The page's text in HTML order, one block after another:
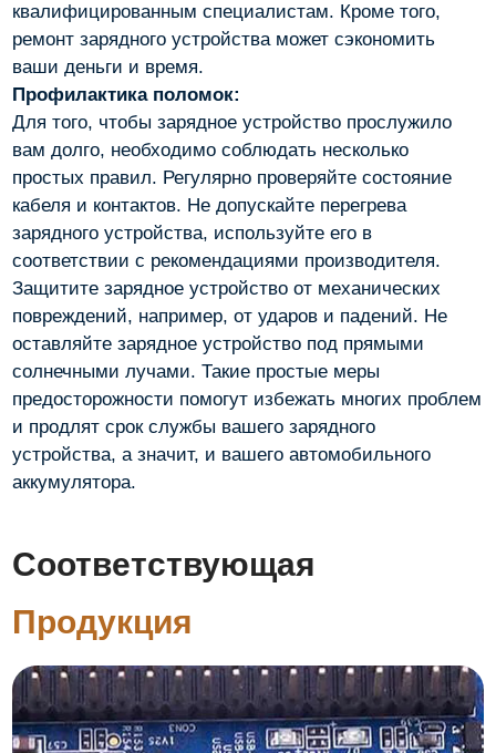
квалифицированным специалистам. Кроме того,
ремонт зарядного устройства может сэкономить
ваши деньги и время.
Профилактика поломок:
Для того, чтобы зарядное устройство прослужило
вам долго, необходимо соблюдать несколько
простых правил. Регулярно проверяйте состояние
кабеля и контактов. Не допускайте перегрева
зарядного устройства, используйте его в
соответствии с рекомендациями производителя.
Защитите зарядное устройство от механических
повреждений, например, от ударов и падений. Не
оставляйте зарядное устройство под прямыми
солнечными лучами. Такие простые меры
предосторожности помогут избежать многих проблем
и продлят срок службы вашего зарядного
устройства, а значит, и вашего автомобильного
аккумулятора.
Соответствующая
Продукция